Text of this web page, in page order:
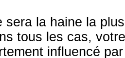
sera la haine la
tous les cas,
influencé